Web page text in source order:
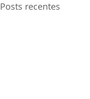
Posts recentes